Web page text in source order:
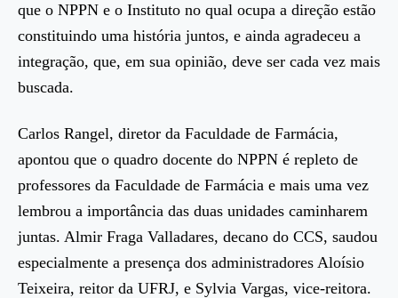
que o NPPN e o Instituto no qual ocupa a direção estão
constituindo uma história juntos, e ainda agradeceu a
integração, que, em sua opinião, deve ser cada vez mais
buscada.
Carlos Rangel, diretor da Faculdade de Farmácia,
apontou que o quadro docente do NPPN é repleto de
professores da Faculdade de Farmácia e mais uma vez
lembrou a importância das duas unidades caminharem
juntas. Almir Fraga Valladares, decano do CCS, saudou
especialmente a presença dos administradores Aloísio
Teixeira, reitor da UFRJ, e Sylvia Vargas, vice-reitora.